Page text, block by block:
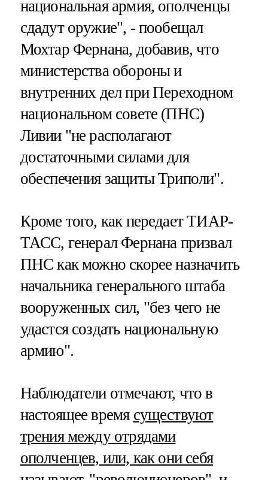
национальная армия, ополченцы
сдадут оружие", - пообещал
Мохтар Фернана, добавив, что
министерства обороны и
внутренних дел при Переходном
национальном совете (ПНС)
Ливии "не располагают
достаточными силами для
обеспечения защиты Триполи".
Кроме того, как передает ТИАР-
ТАСС, генерал Фернана призвал
ПНС как можно скорее назначить
начальника генерального штаба
вооруженных сил, "без чего не
удастся создать национальную
армию".
Наблюдатели отмечают, что в
настоящее время существуют
трения между отрядами
ополченцев, или, как они себя